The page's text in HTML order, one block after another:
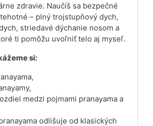
zdravie. Naučíš sa bezpečné
– plný trojstupňový dych,
striedavé dýchanie nosom a
ti pomôžu uvoľniť telo aj myseľ.
si:
medzi pojmami pranayama a
odlišuje od klasických